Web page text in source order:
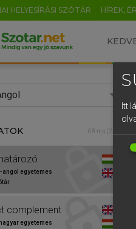
HELYESÍRÁSI SZÓTÁR HÍREK,
68 ms (2 db)
egyetemes
complement
egyetemes
Itt